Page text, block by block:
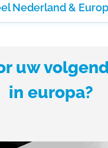
Nederland &
uw
in europa?